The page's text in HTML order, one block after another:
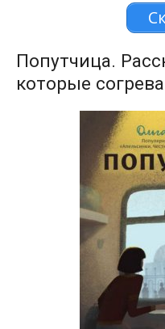
Попутчица.
которые